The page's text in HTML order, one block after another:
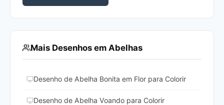
Mais Desenhos em Abelhas
Desenho de Abelha Bonita em Flor para Colorir
Desenho de Abelha Voando para Colorir